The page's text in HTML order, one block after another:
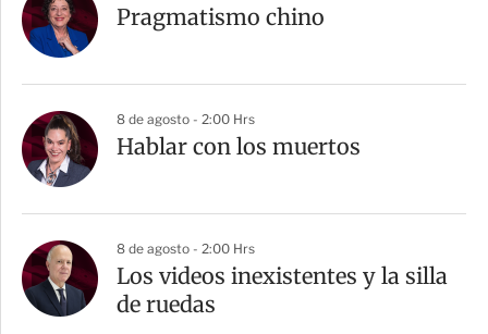
Pragmatismo chino
8 de agosto - 2:00 Hrs
Hablar con los muertos
8 de agosto - 2:00 Hrs
Los videos inexistentes y la silla
de ruedas